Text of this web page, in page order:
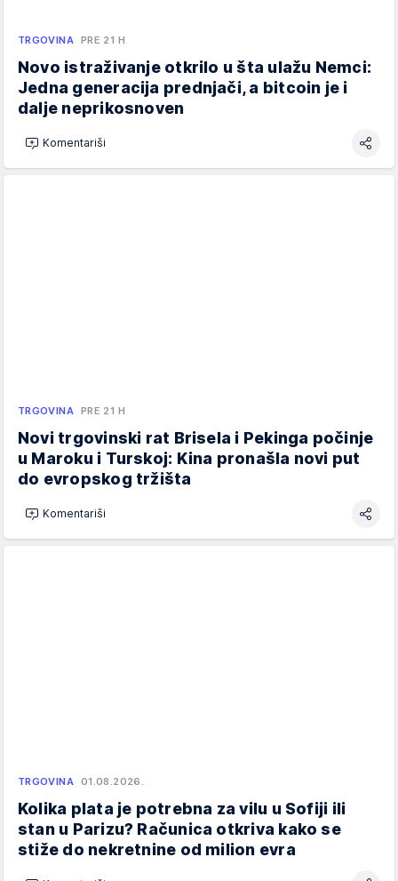
TRGOVINA PRE 21 H
Novo istraživanje otkrilo u šta ulažu Nemci:
Jedna generacija prednjači, a bitcoin je i
dalje neprikosnoven
Komentariši
TRGOVINA PRE 21 H
Novi trgovinski rat Brisela i Pekinga počinje
u Maroku i Turskoj: Kina pronašla novi put
do evropskog tržišta
Komentariši
TRGOVINA 01.08.2026.
Kolika plata je potrebna za vilu u Sofiji ili
stan u Parizu? Računica otkriva kako se
stiže do nekretnine od milion evra